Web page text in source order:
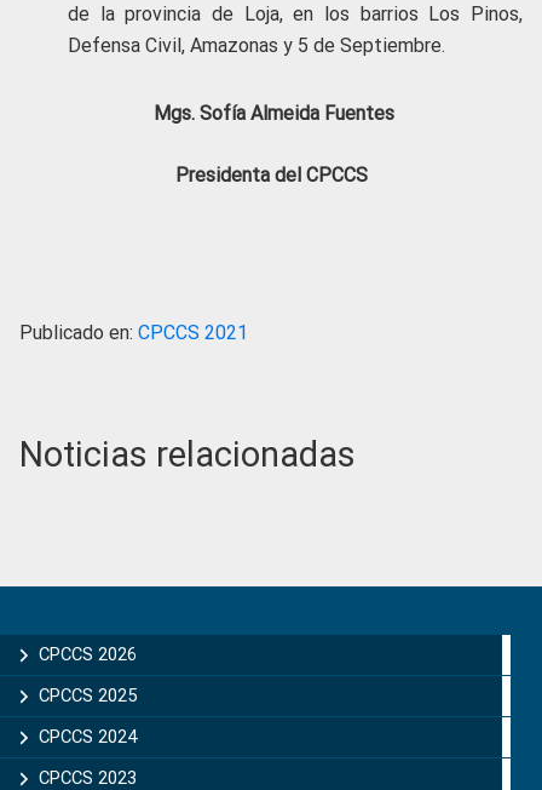
de la provincia de Loja, en los barrios Los Pinos,
Defensa Civil, Amazonas y 5 de Septiembre.
Mgs. Sofía Almeida Fuentes
Presidenta del CPCCS
Publicado en: CPCCS 2021
Noticias relacionadas
Sidebar
CPCCS 2026
CPCCS 2025
CPCCS 2024
CPCCS 2023